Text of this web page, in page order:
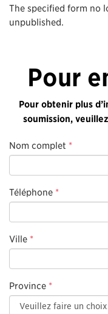
The specified form no
unpublished.
Pour
Pour obtenir plus
soumission,
Nom complet *
Téléphone *
Ville *
Province *